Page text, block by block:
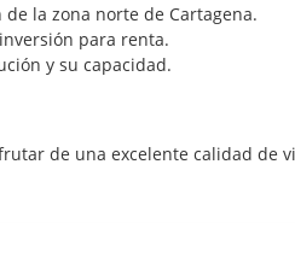
la zona norte de Cartagena.
para renta.
y su capacidad.
de una excelente calidad de